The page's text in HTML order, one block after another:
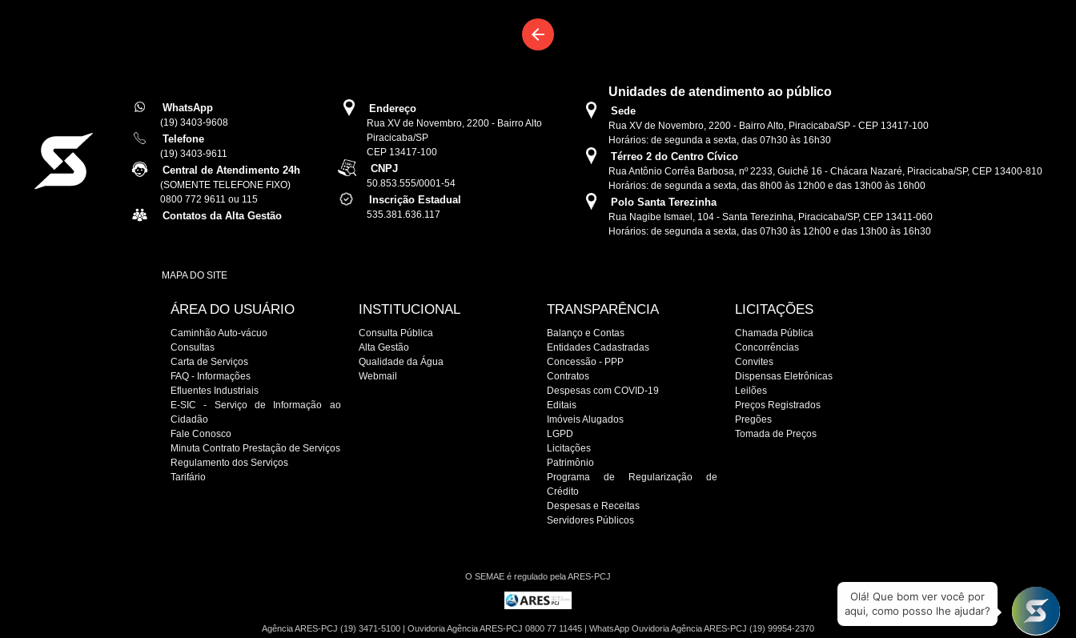
arrow_back
WhatsApp
(19) 3403-9608
Telefone
(19) 3403-9611
Central de Atendimento 24h
(SOMENTE TELEFONE FIXO)
0800 772 9611 ou 115
Contatos da Alta Gestão
Endereço
Rua XV de Novembro, 2200 - Bairro Alto
Piracicaba/SP
CEP 13417-100
CNPJ
50.853.555/0001-54
Inscrição Estadual
535.381.636.117
Unidades de atendimento ao público
Sede
Rua XV de Novembro, 2200 - Bairro Alto, Piracicaba/SP - CEP 13417-100
Horários: de segunda a sexta, das 07h30 às 16h30
Térreo 2 do Centro Cívico
Rua Antônio Corrêa Barbosa, nº 2233, Guichê 16 - Chácara Nazaré, Piracicaba/SP, CEP 13400-810
Horários: de segunda a sexta, das 8h00 às 12h00 e das 13h00 às 16h00
Polo Santa Terezinha
Rua Nagibe Ismael, 104 - Santa Terezinha, Piracicaba/SP, CEP 13411-060
Horários: de segunda a sexta, das 07h30 às 12h00 e das 13h00 às 16h30
MAPA DO SITE
LICITAÇÕES
Chamada Pública
Concorrências
Convites
Dispensas Eletrônicas
Leilões
Preços Registrados
Pregões
Tomada de Preços
TRANSPARÊNCIA
Balanço e Contas
Entidades Cadastradas
Concessão - PPP
Contratos
Despesas com COVID-19
Editais
Imóveis Alugados
LGPD
Licitações
Patrimônio
Programa de Regularização de
Crédito
Despesas e Receitas
Servidores Públicos
INSTITUCIONAL
Consulta Pública
Alta Gestão
Qualidade da Água
Webmail
ÁREA DO USUÁRIO
Caminhão Auto-vácuo
Consultas
Carta de Serviços
FAQ - Informações
Efluentes Industriais
E-SIC - Serviço de Informação ao
Cidadão
Fale Conosco
Minuta Contrato Prestação de Serviços
Regulamento dos Serviços
Tarifário
O SEMAE é regulado pela ARES-PCJ
Agência ARES-PCJ (19) 3471-5100 | Ouvidoria Agência ARES-PCJ 0800 77 11445 | WhatsApp Ouvidoria Agência ARES-PCJ (19) 99954-2370
Olá! Que bom ver você por
aqui, como posso lhe ajudar?